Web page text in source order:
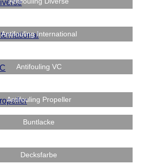
Antifouling International
Antifouling VC
Antifouling Propeller
Buntlacke
Decksfarbe